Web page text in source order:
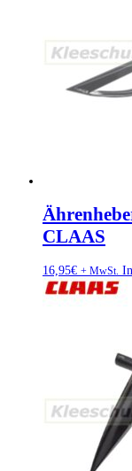
CLAAS
16,95€ + MwSt.